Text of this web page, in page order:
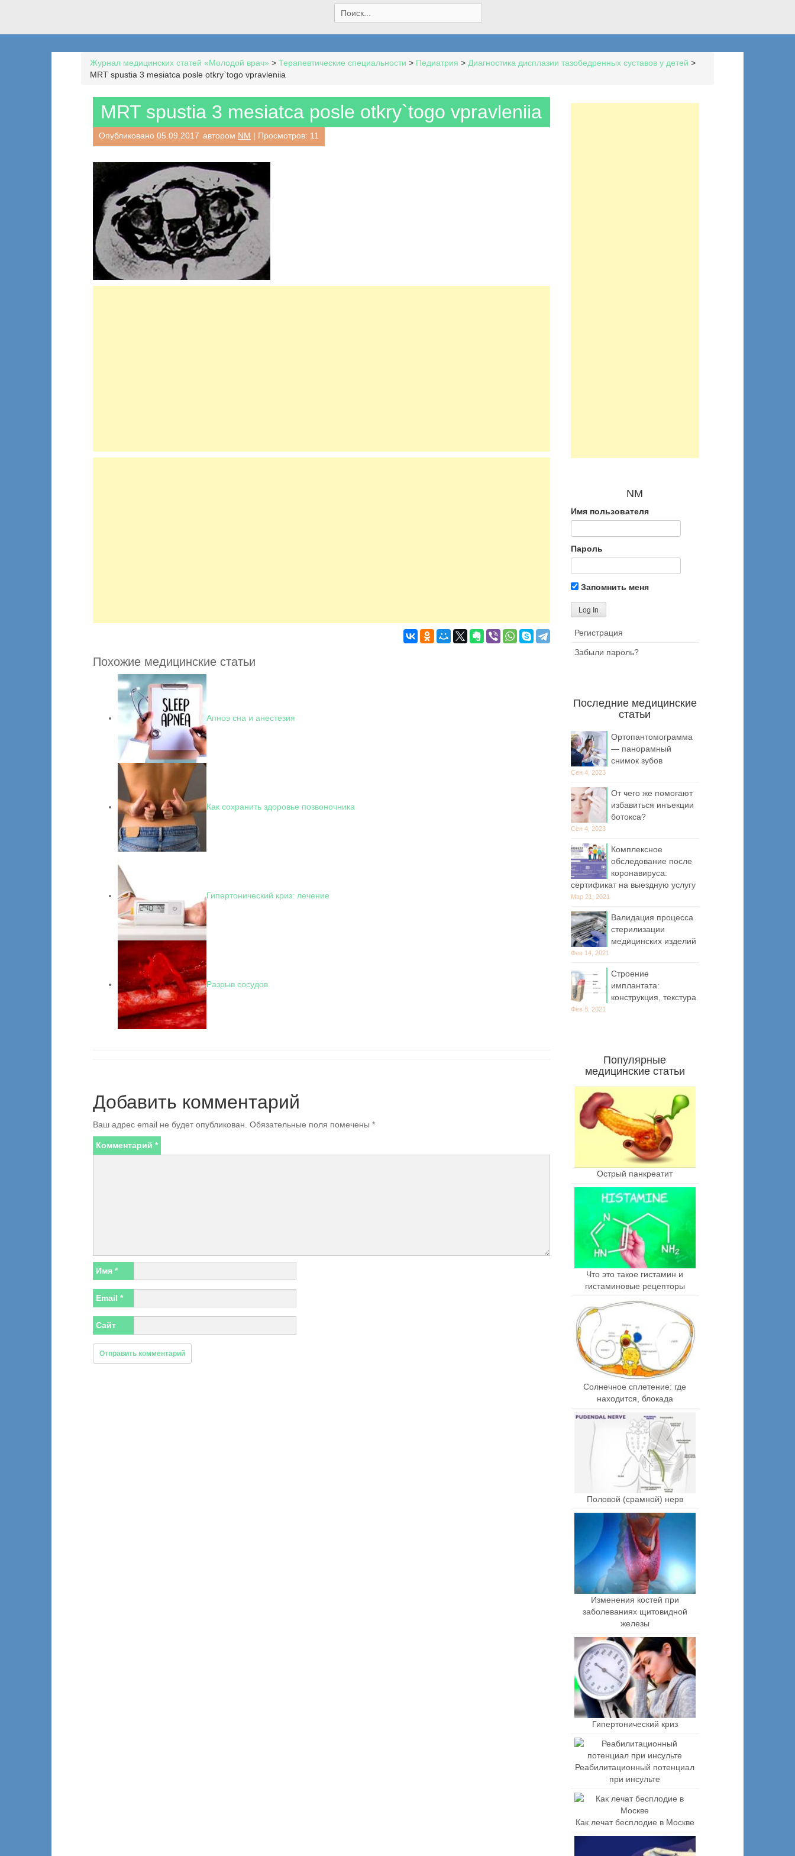
e
a
h
:
Журнал медицинских статей «Молодой врач» > Терапевтические специальности > Педиатрия > Диагностика дисплазии тазобедренных суставов у детей >
MRT spustia 3 mesiatca posle otkry`togo vpravleniia
MRT spustia 3 mesiatca posle otkry`togo vpravleniia
Опубликовано 05.09.2017 автором NM | Просмотров: 11
Похожие медицинские статьи
Апноэ сна и анестезия
Как сохранить здоровье позвоночника
Гипертонический криз: лечение
Разрыв сосудов
Добавить комментарий
Ваш адрес email не будет опубликован. Обязательные поля помечены *
Комментарий *
Имя *
Email *
Сайт
NM
Имя пользователя
Пароль
Запомнить меня
Регистрация
Забыли пароль?
Последние медицинские
статьи
Ортопантомограмма
— панорамный
снимок зубов
Сен 4, 2023
От чего же помогают
избавиться инъекции
ботокса?
Сен 4, 2023
Комплексное
обследование после
коронавируса:
сертификат на выездную услугу
Мар 21, 2021
Валидация процесса
стерилизации
медицинских изделий
Фев 14, 2021
Строение
имплантата:
конструкция, текстура
Фев 8, 2021
Популярные
медицинские статьи
Острый панкреатит
Что это такое гистамин и
гистаминовые рецепторы
Солнечное сплетение: где
находится, блокада
Половой (срамной) нерв
Изменения костей при
заболеваниях щитовидной
железы
Гипертонический криз
Реабилитационный потенциал
при инсульте
Как лечат бесплодие в Москве